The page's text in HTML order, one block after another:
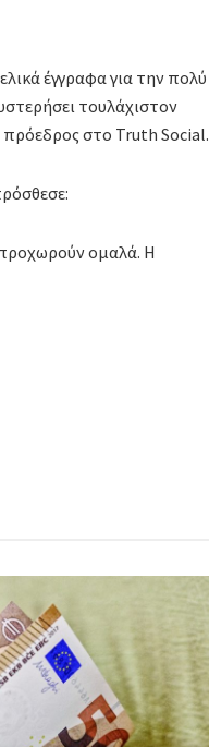
έγγραφα για την πολύ
τουλάχιστον
πρόεδρος στο Truth Social.
προχωρούν ομαλά. Η